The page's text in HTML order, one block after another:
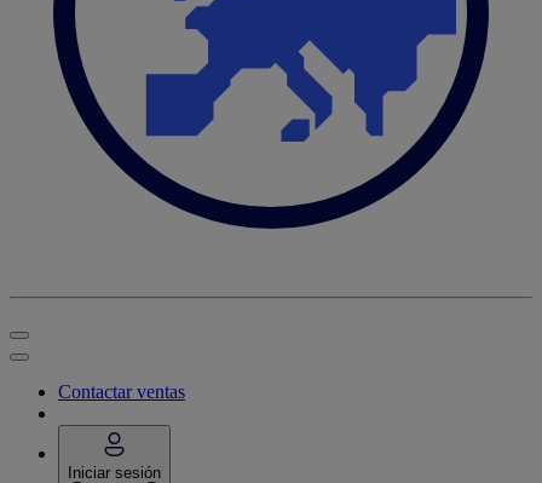
Contactar ventas
Iniciar sesión